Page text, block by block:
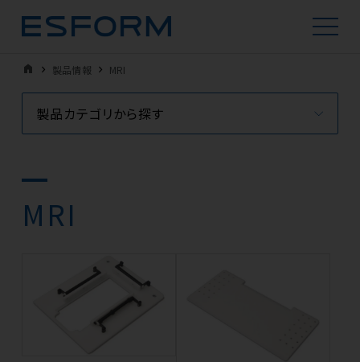
home 製品情報 MRI
製品カテゴリから探す
MRI